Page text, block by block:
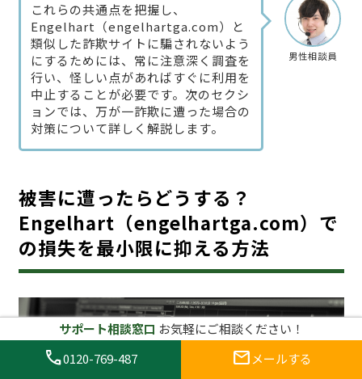
男性相談員
これらの共通点を把握し、
Engelhart（engelhartga.com）と
類似した詐欺サイトに騙されないよう
にするためには、常に注意深く調査を
行い、怪しい点があればすぐに利用を
中止することが必要です。次のセクシ
ョンでは、万が一詐欺に遭った場合の
対策について詳しく解説します。
被害に遭ったらどうする？
Engelhart（engelhartga.com）で
の損失を最小限に抑える方法
サポート相談窓口 お気軽にご相談ください！
call0120-769-487 mail メールする